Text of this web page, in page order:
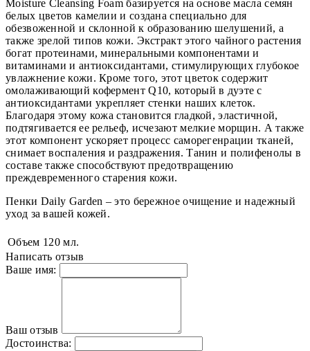
Moisture Cleansing Foam базируется на основе масла семян
белых цветов камелии и создана специально для
обезвоженной и склонной к образованию шелушений, а
также зрелой типов кожи. Экстракт этого чайного растения
богат протеинами, минеральными компонентами и
витаминами и антиоксидантами, стимулирующих глубокое
увлажнение кожи. Кроме того, этот цветок содержит
омолаживающий кофермент Q10, который в дуэте с
антиоксидантами укрепляет стенки наших клеток.
Благодаря этому кожа становится гладкой, эластичной,
подтягивается ее рельеф, исчезают мелкие морщин. А также
этот компонент ускоряет процесс саморегенрации тканей,
снимает воспаления и раздражения. Танин и полифенолы в
составе также способствуют предотвращению
преждевременного старения кожи.
Пенки Daily Garden – это бережное очищение и надежный
уход за вашей кожей.
Объем 120 мл.
Написать отзыв
Ваше имя:
Ваш отзыв
Достоинства: